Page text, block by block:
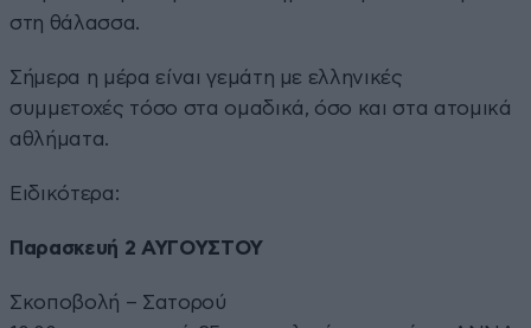
στη θάλασσα.
Σήμερα η μέρα είναι γεμάτη με ελληνικές
συμμετοχές τόσο στα ομαδικά, όσο και στα ατομικά
αθλήματα.
Ειδικότερα:
Παρασκευή 2 ΑΥΓΟΥΣΤΟΥ
Σκοποβολή – Σατορού